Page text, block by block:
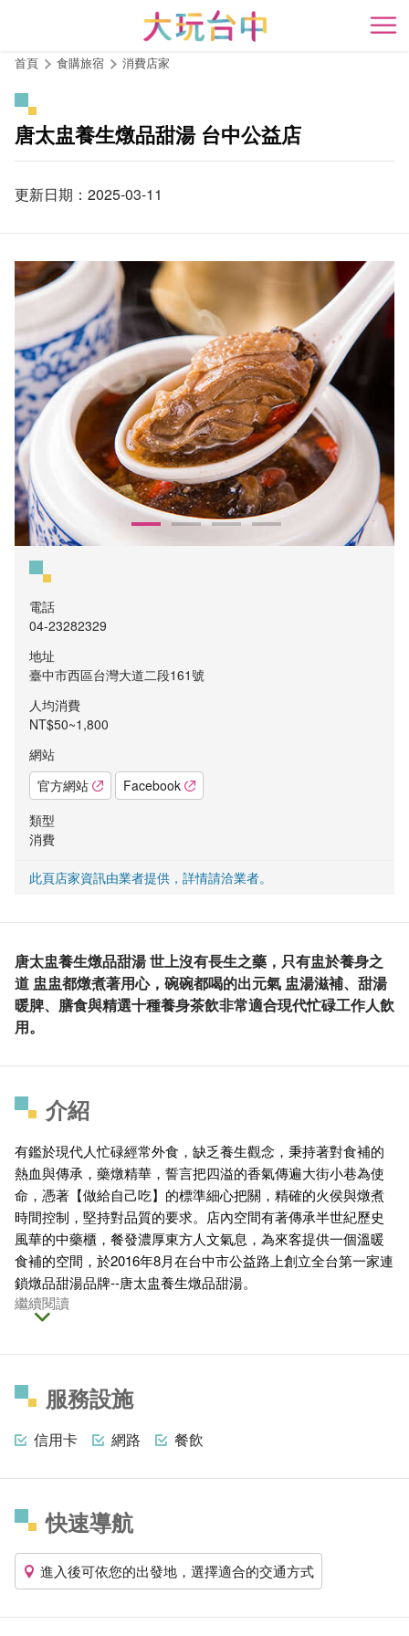
開
首頁 食購旅宿 消費店家
唐太盅養生燉品甜湯 台中公益店
更新日期：2025-03-11
電話
04-23282329
地址
臺中市西區台灣大道二段161號
人均消費
NT$50~1,800
網站
官方網站
Facebook
類型
消費
此頁店家資訊由業者提供，詳情請洽業者。
唐太盅養生燉品甜湯 世上沒有長生之藥，只有盅於養身之
道 盅盅都燉煮著用心，碗碗都喝的出元氣 盅湯滋補、甜湯
暖脾、膳食與精選十種養身茶飲非常適合現代忙碌工作人飲
用。
介紹
有鑑於現代人忙碌經常外食，缺乏養生觀念，秉持著對食補的
熱血與傳承，藥燉精華，誓言把四溢的香氣傳遍大街小巷為使
命，憑著【做給自己吃】的標準細心把關，精確的火侯與燉煮
時間控制，堅持對品質的要求。店內空間有著傳承半世紀歷史
風華的中藥櫃，餐發濃厚東方人文氣息，為來客提供一個溫暖
食補的空間，於2016年8月在台中市公益路上創立全台第一家連
鎖燉品甜湯品牌--唐太盅養生燉品甜湯。
繼續閱讀
服務設施
信用卡 網路 餐飲
快速導航
進入後可依您的出發地，選擇適合的交通方式